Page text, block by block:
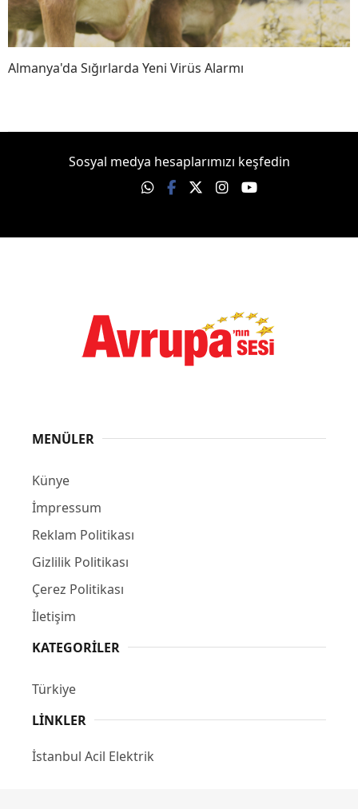
Almanya'da Sığırlarda Yeni Virüs Alarmı
Sosyal medya hesaplarımızı keşfedin
MENÜLER
Künye
İmpressum
Reklam Politikası
Gizlilik Politikası
Çerez Politikası
İletişim
KATEGORILER
Türkiye
LINKLER
İstanbul Acil Elektrik